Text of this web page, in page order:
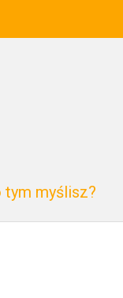
tym myślisz?